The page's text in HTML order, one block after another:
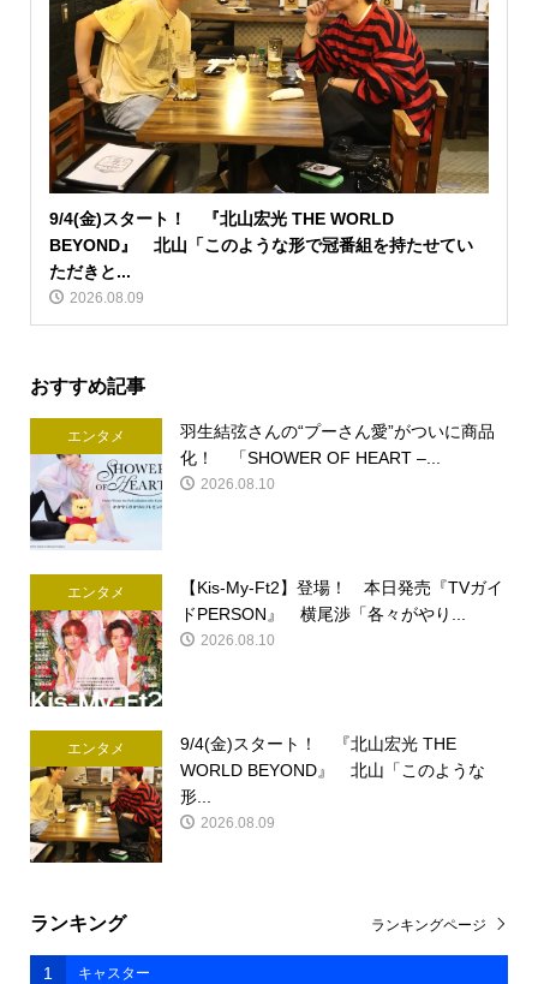
9/4(金)スタート！ 『北山宏光 THE WORLD
BEYOND』 北山「このような形で冠番組を持たせてい
ただきと...
2026.08.09
おすすめ記事
エンタメ
羽生結弦さんの“プーさん愛”がついに商品
化！ 「SHOWER OF HEART –...
2026.08.10
エンタメ
【Kis-My-Ft2】登場！ 本日発売『TVガイ
ドPERSON』 横尾渉「各々がやり...
2026.08.10
エンタメ
9/4(金)スタート！ 『北山宏光 THE
WORLD BEYOND』 北山「このような
形...
2026.08.09
ランキング
1 キャスター
ランキングページ